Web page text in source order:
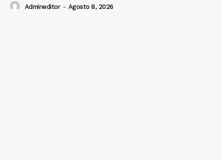
Admineditor - Agosto 8, 2026